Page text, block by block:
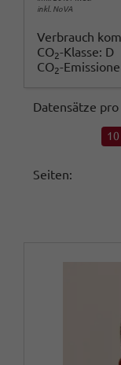
inkl. NoVA
Verbrauch
CO2-Klasse: D
CO2-
Datensätze pro
10
Seiten: